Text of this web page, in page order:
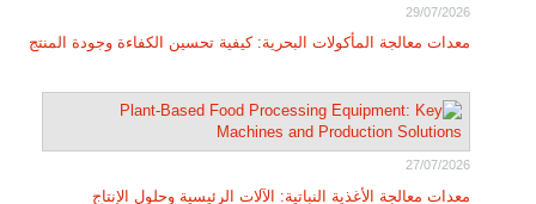
29/07/2026
معدات معالجة المأكولات البحرية: كيفية تحسين الكفاءة وجودة المنتج
27/07/2026
معدات معالجة الأغذية النباتية: الآلات الرئيسية وحلول الإنتاج